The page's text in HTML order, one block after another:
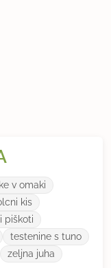
v omaki
kis
piškoti
testenine s tuno
zeljna juha